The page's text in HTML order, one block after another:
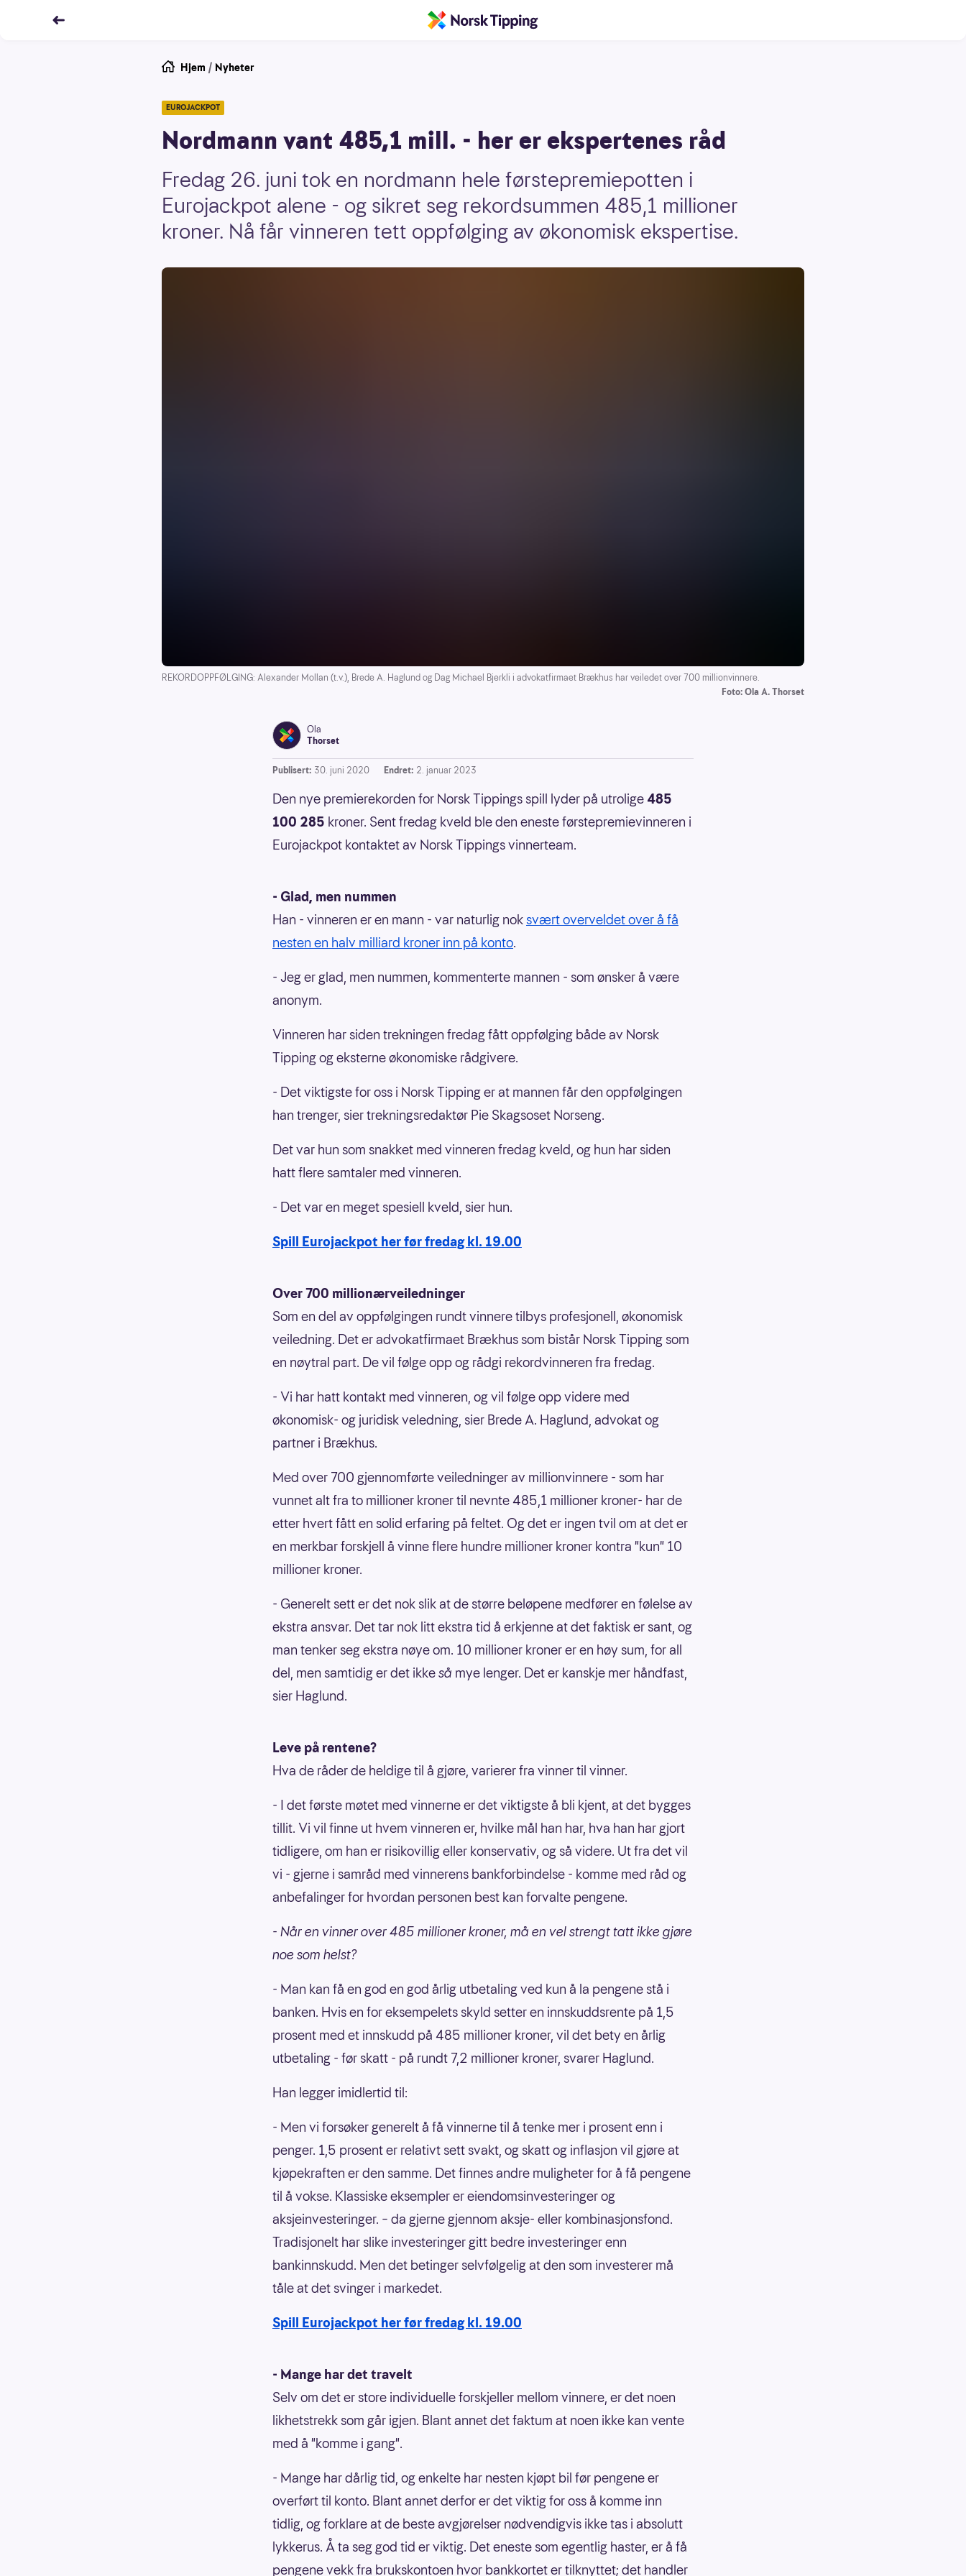
Hjem / Nyheter
EUROJACKPOT
Nordmann vant 485,1 mill. - her er ekspertenes råd
Fredag 26. juni tok en nordmann hele førstepremiepotten i
Eurojackpot alene - og sikret seg rekordsummen 485,1 millioner
kroner. Nå får vinneren tett oppfølging av økonomisk ekspertise.
REKORDOPPFØLGING: Alexander Mollan (t.v.), Brede A. Haglund og Dag Michael Bjerkli i advokatfirmaet Brækhus har veiledet over 700 millionvinnere.
Foto: Ola A. Thorset
Ola
Thorset
Publisert: 30. juni 2020 Endret: 2. januar 2023
Den nye premierekorden for Norsk Tippings spill lyder på utrolige 485
100 285 kroner. Sent fredag kveld ble den eneste førstepremievinneren i
Eurojackpot kontaktet av Norsk Tippings vinnerteam.
- Glad, men nummen
Han - vinneren er en mann - var naturlig noksvært overveldet over å få
nesten en halv milliard kroner inn på konto.
- Jeg er glad, men nummen, kommenterte mannen - som ønsker å være
anonym.
Vinneren har siden trekningen fredag fått oppfølging både av Norsk
Tipping og eksterne økonomiske rådgivere.
- Det viktigste for oss i Norsk Tipping er at mannen får den oppfølgingen
han trenger, sier trekningsredaktør Pie Skagsoset Norseng.
Det var hun som snakket med vinneren fredag kveld, og hun har siden
hatt flere samtaler med vinneren.
- Det var en meget spesiell kveld, sier hun.
Spill Eurojackpot her før fredag kl. 19.00
Over 700 millionærveiledninger
Som en del av oppfølgingen rundt vinnere tilbys profesjonell, økonomisk
veiledning. Det er advokatfirmaet Brækhus som bistår Norsk Tipping som
en nøytral part. De vil følge opp og rådgi rekordvinneren fra fredag.
- Vi har hatt kontakt med vinneren, og vil følge opp videre med
økonomisk- og juridisk veledning, sier Brede A. Haglund, advokat og
partner i Brækhus.
Med over 700 gjennomførte veiledninger av millionvinnere - som har
vunnet alt fra to millioner kroner til nevnte 485,1 millioner kroner- har de
etter hvert fått en solid erfaring på feltet. Og det er ingen tvil om at det er
en merkbar forskjell å vinne flere hundre millioner kroner kontra "kun" 10
millioner kroner.
- Generelt sett er det nok slik at de større beløpene medfører en følelse av
ekstra ansvar. Det tar nok litt ekstra tid å erkjenne at det faktisk er sant, og
man tenker seg ekstra nøye om. 10 millioner kroner er en høy sum, for all
del, men samtidig er det ikkeså mye lenger. Det er kanskje mer håndfast,
sier Haglund.
Leve på rentene?
Hva de råder de heldige til å gjøre, varierer fra vinner til vinner.
- I det første møtet med vinnerne er det viktigste å bli kjent, at det bygges
tillit. Vi vil finne ut hvem vinneren er, hvilke mål han har, hva han har gjort
tidligere, om han er risikovillig eller konservativ, og så videre. Ut fra det vil
vi - gjerne i samråd med vinnerens bankforbindelse - komme med råd og
anbefalinger for hvordan personen best kan forvalte pengene.
- Når en vinner over 485 millioner kroner, må en vel strengt tatt ikke gjøre
noe som helst?
- Man kan få en god en god årlig utbetaling ved kun å la pengene stå i
banken. Hvis en for eksempelets skyld setter en innskuddsrente på 1,5
prosent med et innskudd på 485 millioner kroner, vil det bety en årlig
utbetaling - før skatt - på rundt 7,2 millioner kroner, svarer Haglund.
Han legger imidlertid til:
- Men vi forsøker generelt å få vinnerne til å tenke mer i prosent enn i
penger. 1,5 prosent er relativt sett svakt, og skatt og inflasjon vil gjøre at
kjøpekraften er den samme. Det finnes andre muligheter for å få pengene
til å vokse. Klassiske eksempler er eiendomsinvesteringer og
aksjeinvesteringer. – da gjerne gjennom aksje- eller kombinasjonsfond.
Tradisjonelt har slike investeringer gitt bedre investeringer enn
bankinnskudd. Men det betinger selvfølgelig at den som investerer må
tåle at det svinger i markedet.
Spill Eurojackpot her før fredag kl. 19.00
- Mange har det travelt
Selv om det er store individuelle forskjeller mellom vinnere, er det noen
likhetstrekk som går igjen. Blant annet det faktum at noen ikke kan vente
med å "komme i gang".
- Mange har dårlig tid, og enkelte har nesten kjøpt bil før pengene er
overført til konto. Blant annet derfor er det viktig for oss å komme inn
tidlig, og forklare at de beste avgjørelser nødvendigvis ikke tas i absolutt
lykkerus. Å ta seg god tid er viktig. Det eneste som egentlig haster, er å få
pengene vekk fra brukskontoen hvor bankkortet er tilknyttet; det handler